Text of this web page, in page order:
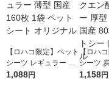
【ロハコ限定】ペット
シーツ レギュラー 薄
型 国産 160枚 1袋 ペ
1,088円
【ロハ
シーツ
レギュラ
1,158円